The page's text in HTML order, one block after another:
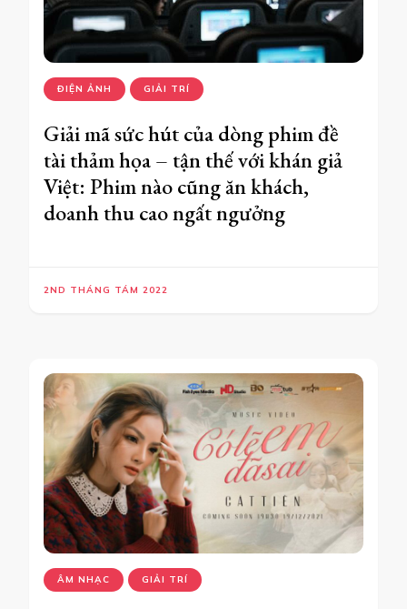
ĐIỆN ẢNH GIẢI TRÍ
Giải mã sức hút của dòng phim đề
tài thảm họa – tận thế với khán giả
Việt: Phim nào cũng ăn khách,
doanh thu cao ngất ngưởng
2ND THÁNG TÁM 2022
ÂM NHẠC GIẢI TRÍ